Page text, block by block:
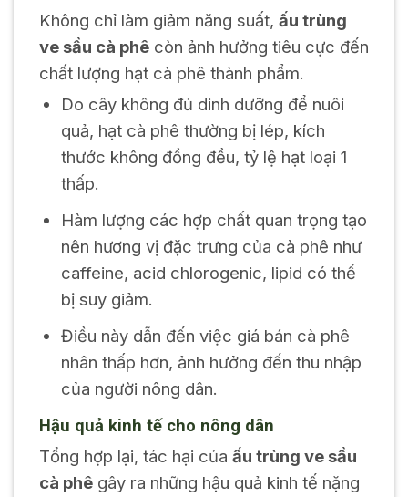
Không chỉ làm giảm năng suất, ấu trùng
ve sầu cà phêcòn ảnh hưởng tiêu cực đến
chất lượng hạt cà phê thành phẩm.
Do cây không đủ dinh dưỡng để nuôi
quả, hạt cà phê thường bị lép, kích
thước không đồng đều, tỷ lệ hạt loại 1
thấp.
Hàm lượng các hợp chất quan trọng tạo
nên hương vị đặc trưng của cà phê như
caffeine, acid chlorogenic, lipid có thể
bị suy giảm.
Điều này dẫn đến việc giá bán cà phê
nhân thấp hơn, ảnh hưởng đến thu nhập
của người nông dân.
Hậu quả kinh tế cho nông dân
Tổng hợp lại, tác hại của ấu trùng ve sầu
cà phêgây ra những hậu quả kinh tế nặng